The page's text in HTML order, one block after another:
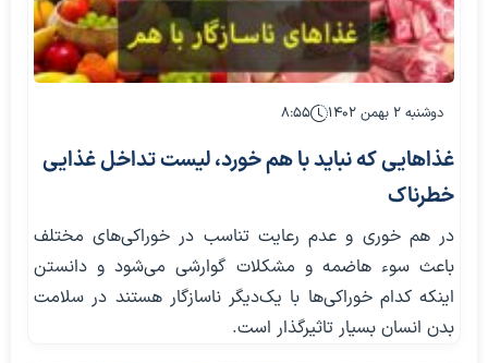
دوشنبه ۲ بهمن ۱۴۰۲ ۸:۵۵
غذاهایی که نباید با هم خورد، لیست تداخل غذایی
خطرناک
در هم خوری و عدم رعایت تناسب در خوراکی‌های مختلف
باعث سوء هاضمه و مشکلات گوارشی می‌شود و دانستن
اینکه کدام خوراکی‌ها با یک‌دیگر ناسازگار هستند در سلامت
بدن انسان بسیار تاثیرگذار است.